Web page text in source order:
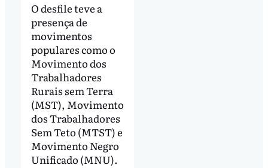
O desfile teve a
presença de
movimentos
populares como o
Movimento dos
Trabalhadores
Rurais sem Terra
(MST), Movimento
dos Trabalhadores
Sem Teto (MTST) e
Movimento Negro
Unificado (MNU).